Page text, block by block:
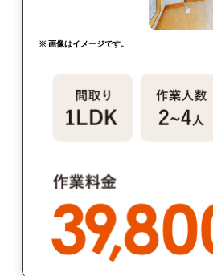
※ 画像はイメージです。